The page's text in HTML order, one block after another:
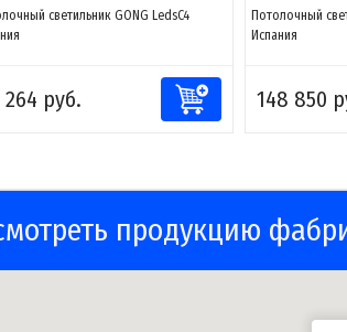
светильник GONG LedsC4
264 руб.
Потолочный
Испания
148 850
продукцию